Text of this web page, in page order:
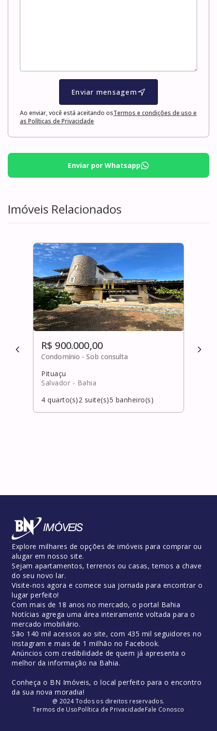
Enviar mensagem
Ao enviar, você está aceitando osTermos e condições de uso e
as Políticas de Privacidade
Enviar por Whatsapp
Imóveis Relacionados
R$ 900.000,00
Condomínio -Sob consulta
Pituaçu
Salvador - Bahia
4 quarto(s)2 suite(s)5 banheiro(s)
R$
Explore milhares de opções de imóveis para comprar ou
alugar em nosso site.
Sejam apartamentos, terrenos ou casas, temos a chave
do seu novo lar.
Visite-nos agora e comece sua jornada para encontrar o
lugar perfeito!
Com mais de 18 anos no mercado, o portal Bahia
Notícias agrega uma área inteiramente voltada para o
mercado imobiliário.
São 140 mil acessos ao site, com 435 mil seguidores no
Instagram e mais de 1 milhão no Facebook.
Anúncios com credibilidade de quem já apresenta o
melhor da informação na Bahia.
Conheça o BN Imóveis, o local perfeito para o encontro
da sua nova moradia!
@ 2024 Todos os direitos reservados.
Termos de UsoPolítica de PrivacidadeFale Conosco